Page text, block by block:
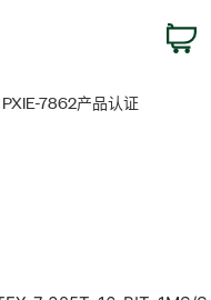
PXIE-7862产品认证